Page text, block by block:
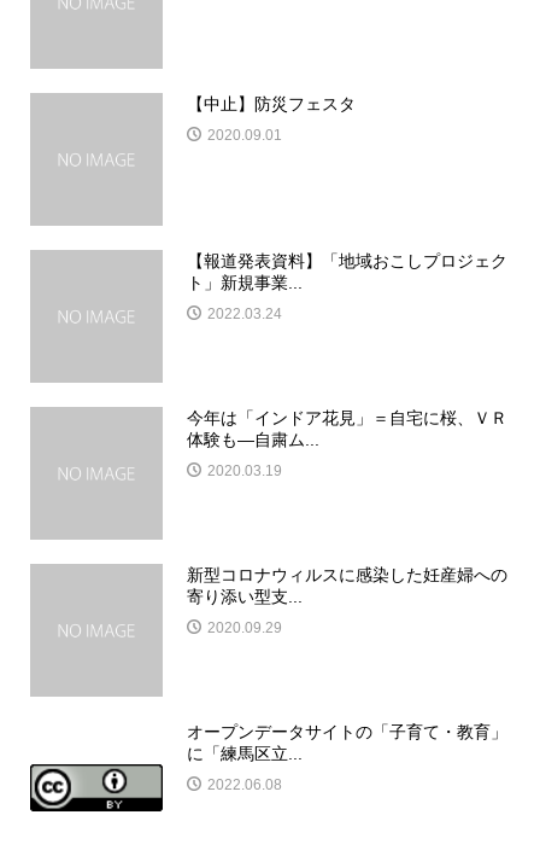
【中止】防災フェスタ
2020.09.01
【報道発表資料】「地域おこしプロジェク
ト」新規事業...
2022.03.24
今年は「インドア花見」＝自宅に桜、ＶＲ
体験も―自粛ム...
2020.03.19
新型コロナウィルスに感染した妊産婦への
寄り添い型支...
2020.09.29
オープンデータサイトの「子育て・教育」
に「練馬区立...
2022.06.08